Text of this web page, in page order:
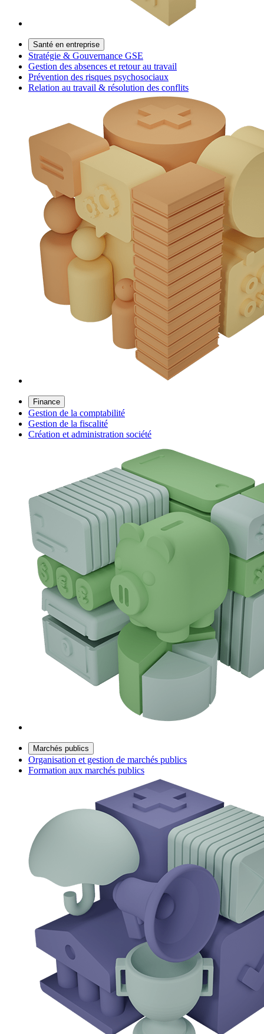
Santé en entreprise
Stratégie & Gouvernance GSE
Gestion des absences et retour au travail
Prévention des risques psychosociaux
Relation au travail & résolution des conflits
Finance
Gestion de la comptabilité
Gestion de la fiscalité
Création et administration société
Marchés publics
Organisation et gestion de marchés publics
Formation aux marchés publics